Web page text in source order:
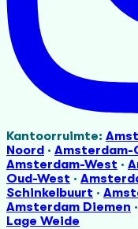
Kantoorruimte:
Noord · Amsterdam-
Amsterdam-West ·
Oud-West ·
Schinkelbuurt ·
Amsterdam Diemen ·
Lage Weide